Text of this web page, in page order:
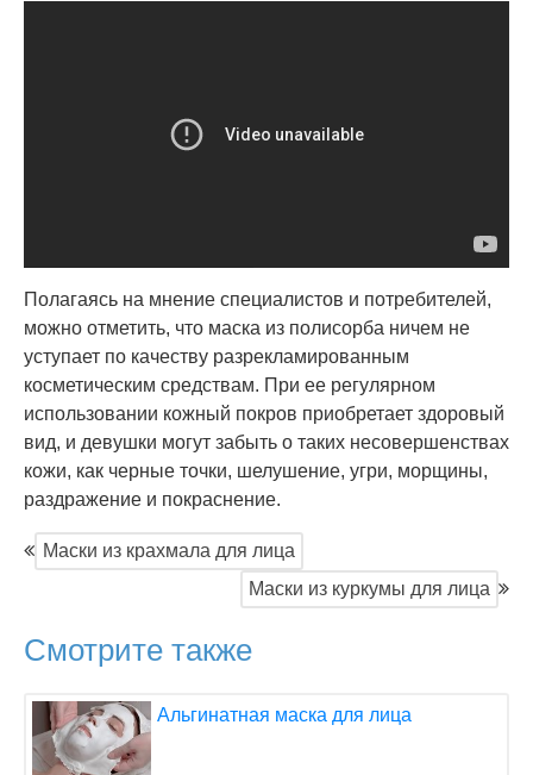
Полагаясь на мнение специалистов и потребителей,
можно отметить, что маска из полисорба ничем не
уступает по качеству разрекламированным
косметическим средствам. При ее регулярном
использовании кожный покров приобретает здоровый
вид, и девушки могут забыть о таких несовершенствах
кожи, как черные точки, шелушение, угри, морщины,
раздражение и покраснение.
Маски из крахмала для лица
Маски из куркумы для лица
Смотрите также
Альгинатная маска для лица